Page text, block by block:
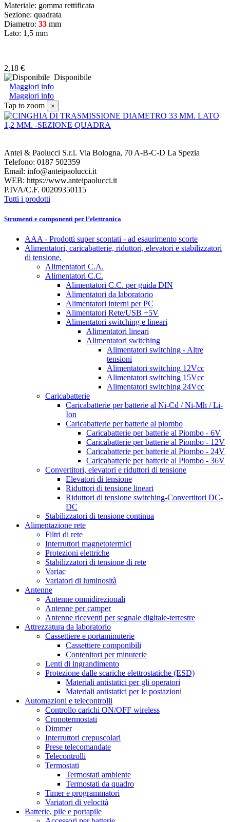
Materiale: gomma rettificata
Sezione: quadrata
Diametro: 33 mm
Lato: 1,5 mm
2,18 €
Disponibile
Maggiori info
Maggiori info
Tap to zoom
×
Antei & Paolucci S.r.l. Via Bologna, 70 A-B-C-D La Spezia
Telefono: 0187 502359
Email: info@anteipaolucci.it
WEB: https://www.anteipaolucci.it
P.IVA/C.F. 00209350115
Tutti i prodotti
Strumenti e componenti per l’elettronica
AAA - Prodotti super scontati - ad esaurimento scorte
Alimentatori, caricabatterie, riduttori, elevatori e stabilizzatori
di tensione.
Alimentatori C.A.
Alimentatori C.C.
Alimentatori C.C. per guida DIN
Alimentatori da laboratorio
Alimentatori interni per PC
Alimentatori Rete/USB +5V
Alimentatori switching e lineari
Alimentatori lineari
Alimentatori switching
Alimentatori switching - Altre
tensioni
Alimentatori switching 12Vcc
Alimentatori switching 15Vcc
Alimentatori switching 24Vcc
Caricabatterie
Caricabatterie per batterie al Ni-Cd / Ni-Mh / Li-
Ion
Caricabatterie per batterie al piombo
Caricabatterie per batterie al Piombo - 6V
Caricabatterie per batterie al Piombo - 12V
Caricabatterie per batterie al Piombo - 24V
Caricabatterie per batterie al Piombo - 36V
Convertitori, elevatori e riduttori di tensione
Elevatori di tensione
Riduttori di tensione lineari
Riduttori di tensione switching-Convertitori DC-
DC
Stabilizzatori di tensione continua
Alimentazione rete
Filtri di rete
Interruttori magnetotermici
Protezioni elettriche
Stabilizzatori di tensione di rete
Variac
Variatori di luminosità
Antenne
Antenne omnidirezionali
Antenne per camper
Antenne riceventi per segnale digitale-terrestre
Attrezzatura da laboratorio
Cassettiere e portaminuterie
Cassettiere componibili
Contenitori per minuterie
Lenti di ingrandimento
Protezione dalle scariche elettrostatiche (ESD)
Materiali antistatici per gli operatori
Materiali antistatici per le postazioni
Automazioni e telecontrolli
Controllo carichi ON/OFF wireless
Cronotermostati
Dimmer
Interruttori crepuscolari
Prese telecomandate
Telecontrolli
Termostati
Termostati ambiente
Termostati da quadro
Timer e programmatori
Variatori di velocità
Batterie, pile e portapile